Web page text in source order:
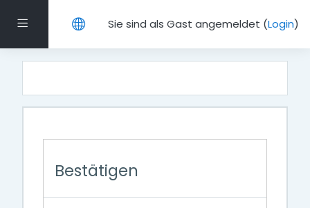
Website-ÜbersichtSie sind als Gast angemeldet (Login)
Bestätigen